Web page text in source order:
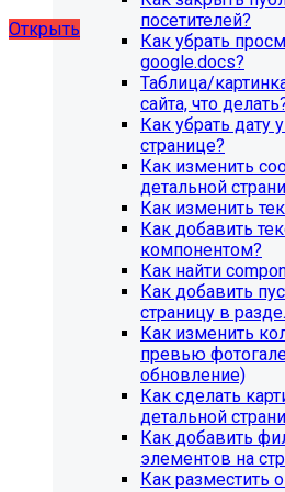
художественной школы, SIMAI:
Открыть
посетителей?
Как убрать
google.docs?
Таблица/
сайта, что
Как убрать дату
странице?
Как изменить
детальной
Как изменить
Как добавить
компонентом?
Как найти
Как добавить
страницу в
Как изменить
превью
обновление)
Как сделать
детальной
Как добавить
элементов на
Как разместить